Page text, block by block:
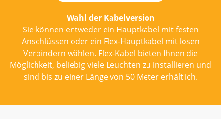
Wahl der Kabelversion
Sie können entweder ein Hauptkabel mit festen
Anschlüssen oder ein Flex-Hauptkabel mit losen
Verbindern wählen. Flex-Kabel bieten Ihnen die
Möglichkeit, beliebig viele Leuchten zu installieren und
sind bis zu einer Länge von 50 Meter erhältlich.